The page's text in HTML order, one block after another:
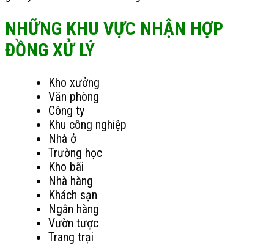
NHỮNG KHU VỰC NHẬN HỢP
ĐỒNG XỬ LÝ
Kho xưởng
Văn phòng
Công ty
Khu công nghiệp
Nhà ở
Trường học
Kho bãi
Nhà hàng
Khách sạn
Ngân hàng
Vườn tược
Trang trại